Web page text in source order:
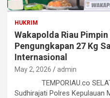
HUKRIM
Wakapolda Riau
Pengungkapan 27 Kg
Internasional
May 2, 2026 admin
TEMPORIAU.co
Sudhirajati Polres Kepulauan